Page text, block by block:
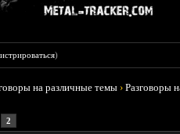
)
на различные темы ›Разговоры
2